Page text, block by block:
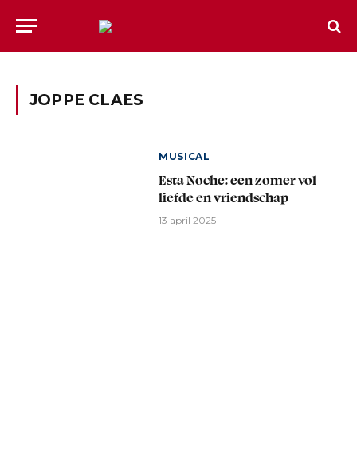
JOPPE CLAES
MUSICAL
Esta Noche: een zomer vol
liefde en vriendschap
13 april 2025